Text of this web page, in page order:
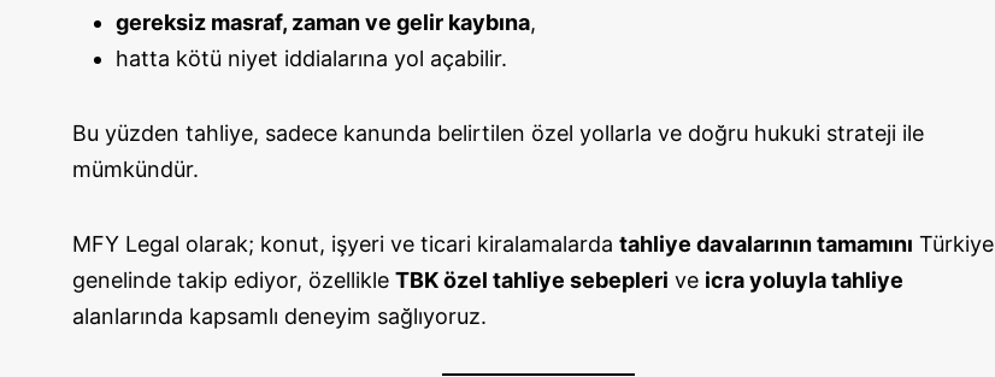
gereksiz masraf, zaman ve gelir kaybına,
hatta kötü niyet iddialarına yol açabilir.
Bu yüzden tahliye, sadece kanunda belirtilen özel yollarla ve doğru hukuki strateji ile
mümkündür.
MFY Legal olarak; konut, işyeri ve ticari kiralamalarda tahliye davalarının tamamını Türkiye
genelinde takip ediyor, özellikle TBK özel tahliye sebepleri ve icra yoluyla tahliye
alanlarında kapsamlı deneyim sağlıyoruz.